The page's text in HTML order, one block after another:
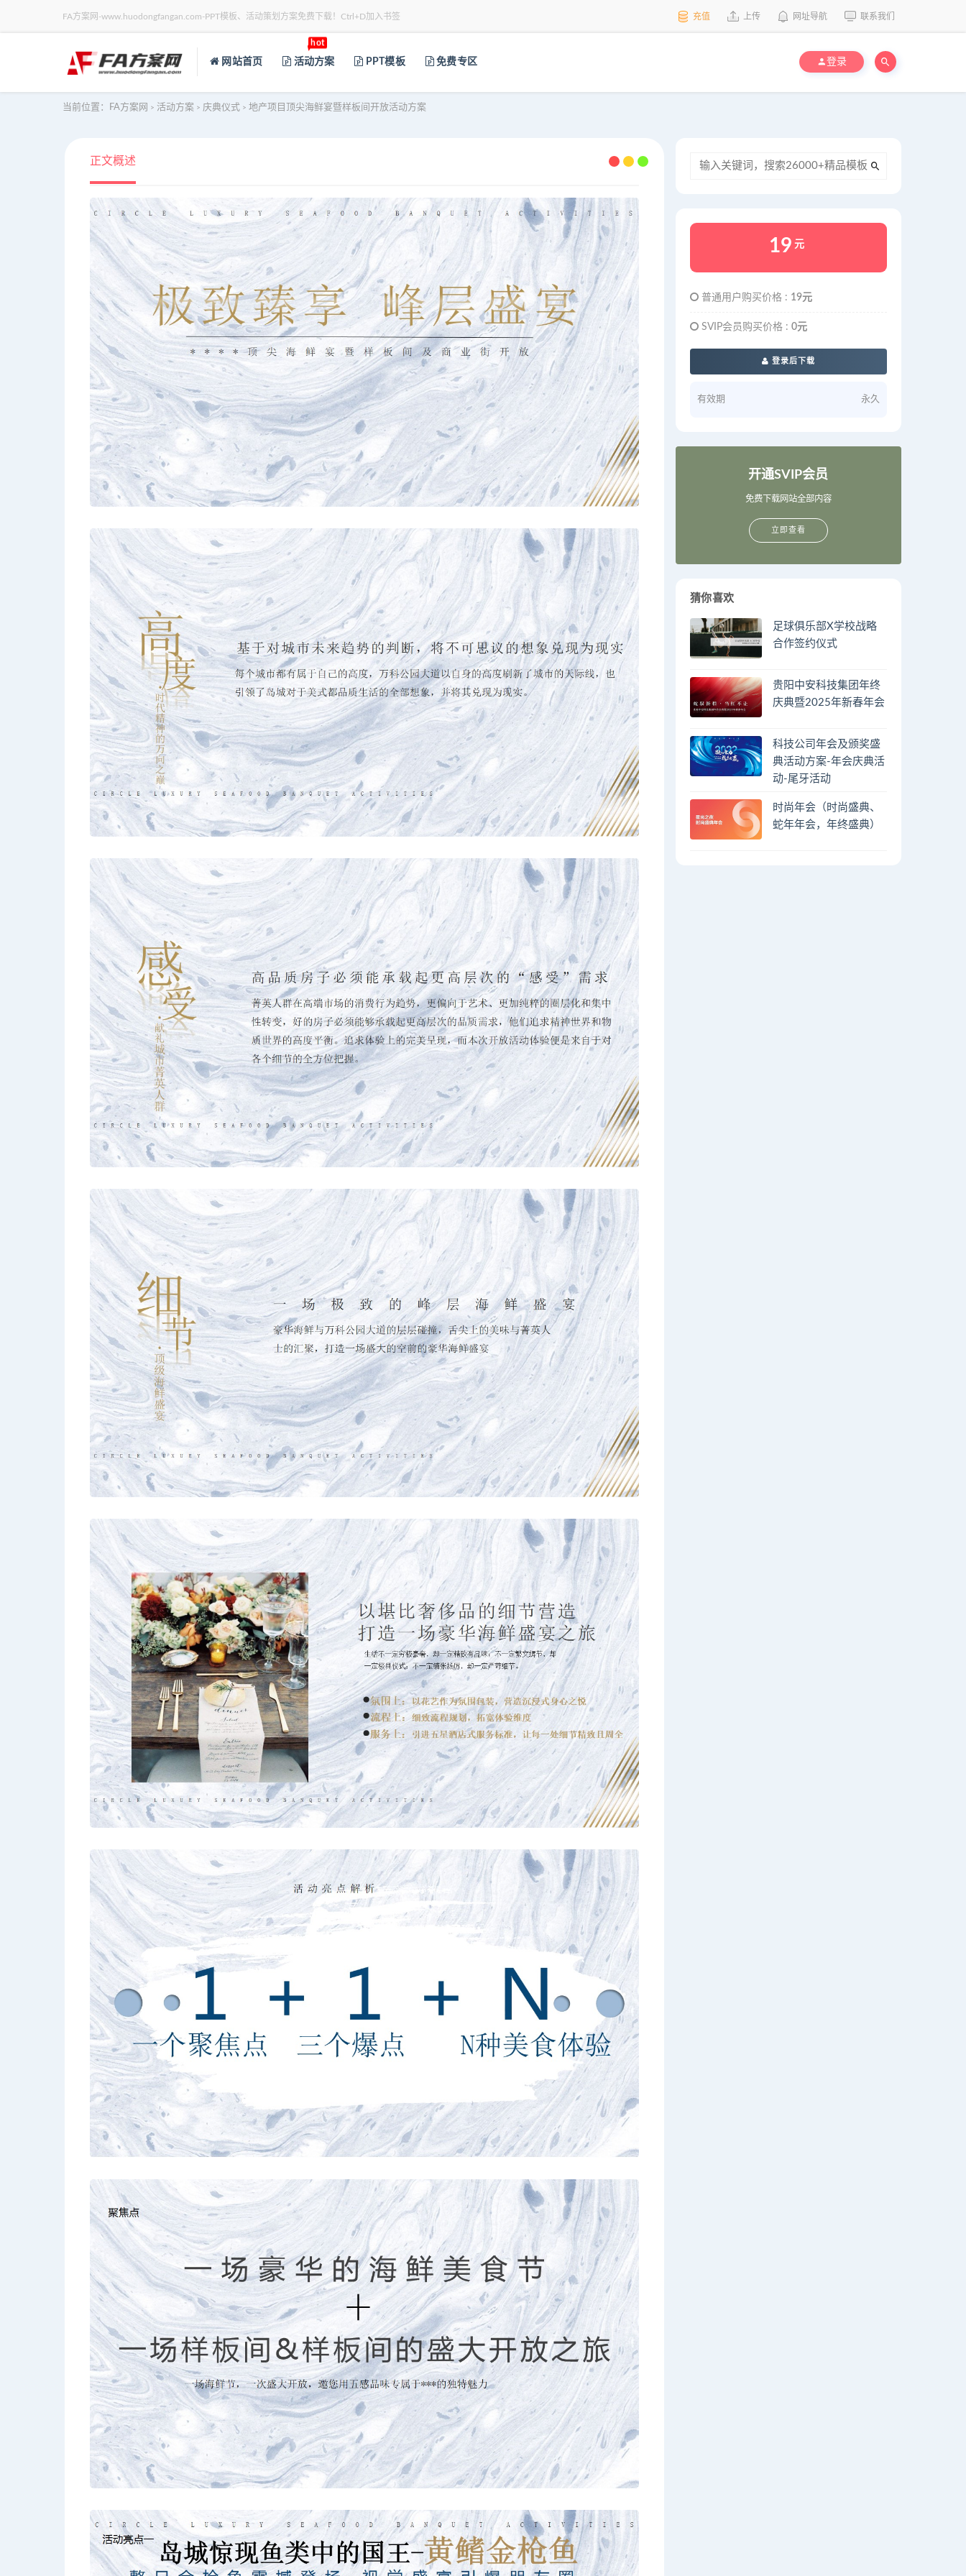
FA方案网-www.huodongfangan.com-PPT模板、活动策划方案免费下载！Ctrl+D加入书签 充值 上传 网址导航 联系我们
网站首页 活动方案
hot
PPT模板 免费专区 登录
当前位置： FA方案网 > 活动方案 > 庆典仪式 > 地产项目顶尖海鲜宴暨样板间开放活动方案
正文概述
19 元
普通用户购买价格 : 19元
SVIP会员购买价格 : 0元
登录后下载
有效期 永久
开通SVIP会员
免费下载网站全部内容
立即查看
猜你喜欢
足球俱乐部X学校战略
合作签约仪式
贵阳中安科技集团年终
庆典暨2025年新春年会
科技公司年会及颁奖盛
典活动方案-年会庆典活
动-尾牙活动
时尚年会（时尚盛典、
蛇年年会，年终盛典）